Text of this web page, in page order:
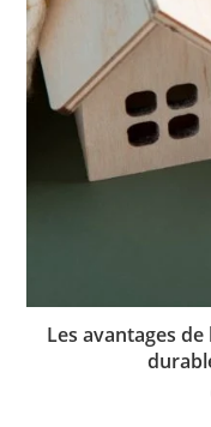
Les avantages